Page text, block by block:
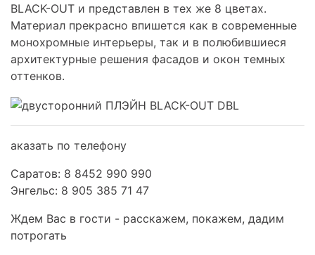
BLACK-OUT и представлен в тех же 8 цветах.
Материал прекрасно впишется как в современные
монохромные интерьеры, так и в полюбившиеся
архитектурные решения фасадов и окон темных
оттенков.
аказать по телефону
Саратов: 8 8452 990 990
Энгельс: 8 905 385 71 47
Ждем Вас в гости - расскажем, покажем, дадим
потрогать